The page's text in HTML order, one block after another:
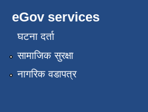
eGov services
घटना दर्ता
सामाजिक सुरक्षा
नागरिक वडापत्र